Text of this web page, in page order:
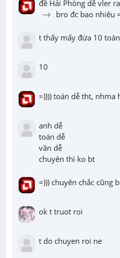
→
→ bro đc bao nhiêu
t thấy mấy đứa 10
10
=)))) toán dễ tht, nhma
anh dễ
toán dễ
văn dễ
chuyên thì ko bt
=))) chuyên chắc cũng
ok t truot roi
t do chuyen roi ne